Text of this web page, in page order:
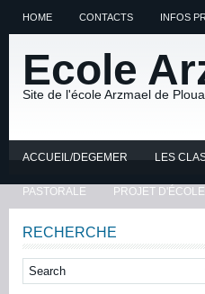
HOME CONTACTS INFOS
Ecole
Site de l'école Arzmael de
ACCUEIL/DEGEMER LES
PASTORALE PROJET D'ÉCOLE
RECHERCHE